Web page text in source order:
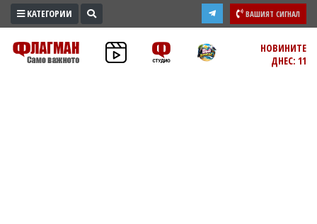
ПРОМО
ЗОНА
КАТЕГОРИИ ВАШИЯТ СИГНАЛ
НОВИНИТЕ
ДНЕС: 11